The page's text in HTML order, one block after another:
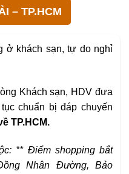
– TP.HCM
ở khách sạn, tự do nghỉ
Khách sạn, HDV đưa
chuẩn bị đáp chuyến
TP.HCM.
** Điểm shopping bắt
Nhân Đường, Bảo